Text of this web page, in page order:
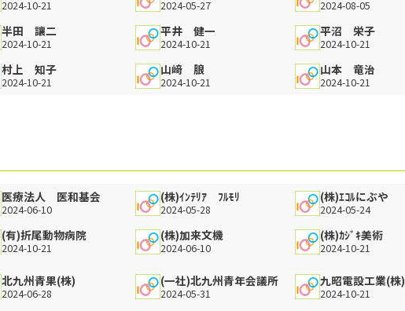
2024-10-21 2024-05-27 2024-08-05
半田 讓二
2024-10-21
平井 健一
2024-10-21
平沼 栄子
2024-10-21
村上 知子
2024-10-21
山﨑 朖
2024-10-21
山本 竜治
2024-10-21
医療法人 医和基会
2024-06-10
(株)ｲﾝﾃﾘｱ ﾌﾙﾓﾘ
2024-05-28
(株)ｴｺﾙにぶや
2024-05-24
(有)折尾動物病院
2024-10-21
(株)加来文機
2024-06-10
(株)ｶｼﾞｷ美術
2024-10-21
北九州青果(株)
2024-06-28
(一社)北九州青年会議所
2024-05-31
九昭電設工業(株)
2024-10-21